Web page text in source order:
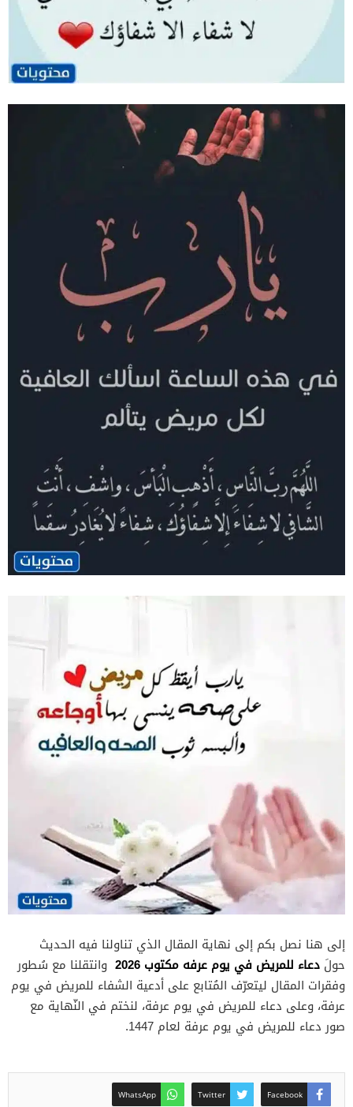
إلى هنا نصل بكم إلى نهاية المقال الذي تناولنا فيه الحديث
حولَ دعاء للمريض في يوم عرفه مكتوب 2026
وانتقلنا مع سُطور
وفقرات المقال ليتعرّف المُتابع على أدعية الشفاء للمريض في يوم
عرفة، وعلى دعاء للمريض في يوم عرفة، لنختم في النّهاية مع
صور دعاء للمريض في يوم عرفة لعام 1447.
Facebook
Twitter
WhatsApp